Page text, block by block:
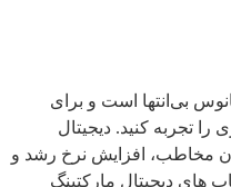
بی‌انتها است و برای
تجربه کنید. دیجیتال
مخاطب، افزایش نرخ رشد و
های دیجیتال مارکتینگ